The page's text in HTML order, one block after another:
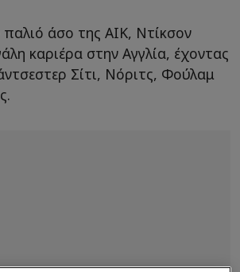
άσο της ΑΙΚ, Ντίκσον
καριέρα στην Αγγλία, έχοντας
Σίτι, Νόριτς, Φούλαμ